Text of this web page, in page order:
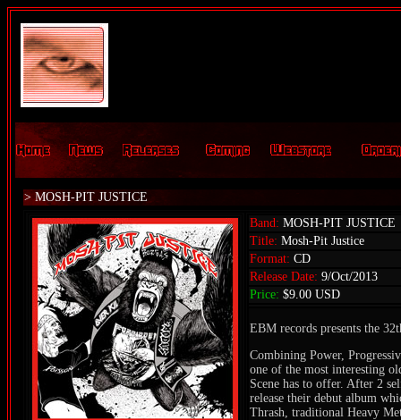
> MOSH-PIT JUSTICE
Band: MOSH-PIT JUSTICE
Title: Mosh-Pit Justice
Format: CD
Release Date: 9/Oct/2013
Price: $9.00 USD
EBM records presents the
Combining Power,
one of the most interesting
Scene has to offer. After 2
release their debut album
Thrash, traditional Heavy